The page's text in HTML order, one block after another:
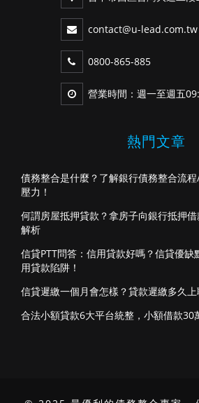
contact@u-lead.com.tw
0800-865-885
營業時間：週一至週五
熱門文章
債務整合是什麼？了解銀行債務整合流
壓力！
何謂房屋抵押貸款？拿房子向銀行抵押
解析
信貸PTT問答：信用貸款好嗎？信貸優
用貸款陷阱！
信貸遲繳一個月會怎樣？貸款遲繳多久上
合法小額貸款6大平台統整，小額借款30